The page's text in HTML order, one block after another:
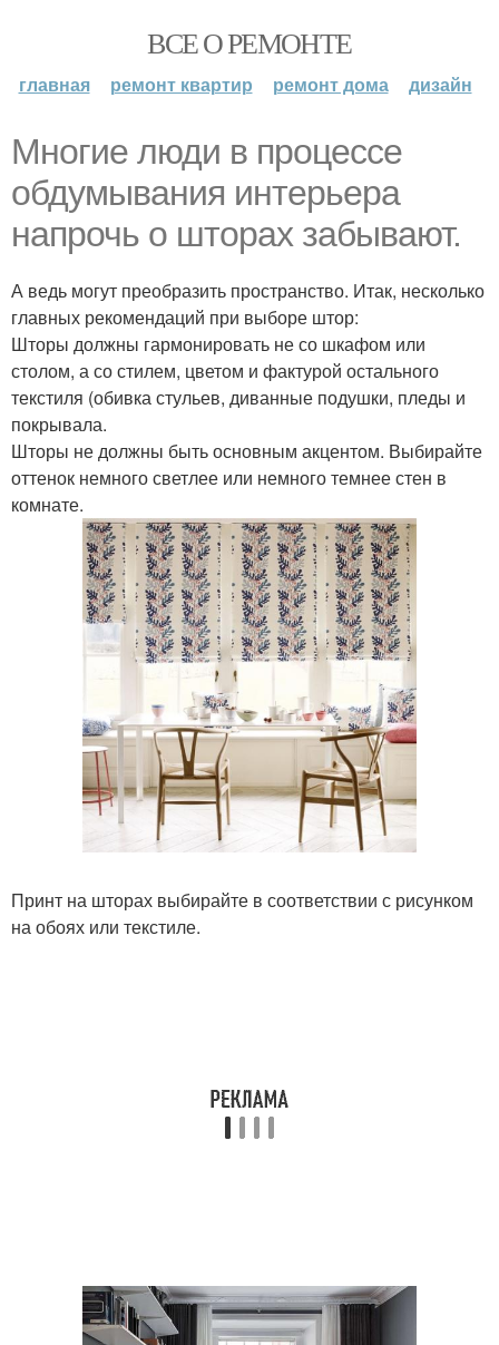
ВСЕ О РЕМОНТЕ
главная ремонт квартир ремонт дома дизайн
Многие люди в процессе
обдумывания интерьера
напрочь о шторах забывают.
А ведь могут преобразить пространство. Итак, несколько
главных рекомендаций при выборе штор:
Шторы должны гармонировать не со шкафом или
столом, а со стилем, цветом и фактурой остального
текстиля (обивка стульев, диванные подушки, пледы и
покрывала.
Шторы не должны быть основным акцентом. Выбирайте
оттенок немного светлее или немного темнее стен в
комнате.
Принт на шторах выбирайте в соответствии с рисунком
на обоях или текстиле.